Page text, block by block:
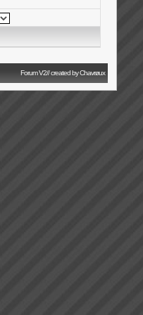
Forum V2// created by Chavrøux